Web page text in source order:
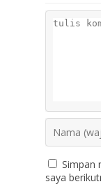
Simpan
saya